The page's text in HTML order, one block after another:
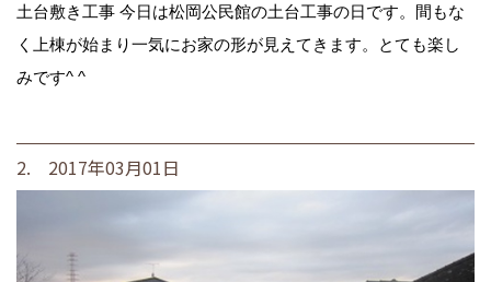
土台敷き工事 今日は松岡公民館の土台工事の日です。間もな
く上棟が始まり一気にお家の形が見えてきます。とても楽し
みです^ ^
2. 2017年03月01日